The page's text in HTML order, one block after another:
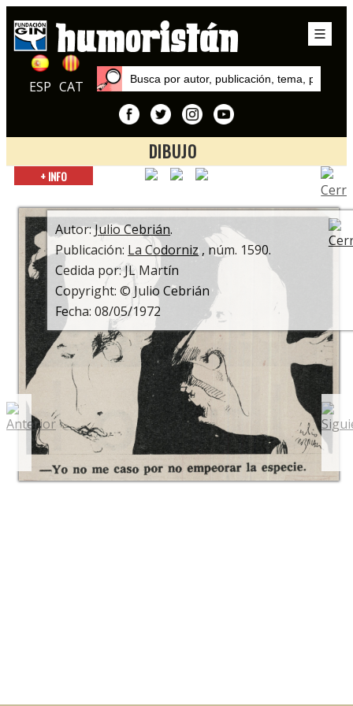
ESP CAT
DIBUJO
Inicio
Julio Cebrián
+ INFO
Autor:Julio Cebrián.
Publicación: La Codorniz, núm. 1590.
Cedida por: JL Martín
Copyright: © Julio Cebrián
Fecha: 08/05/1972